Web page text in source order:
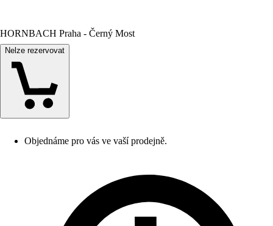
HORNBACH Praha - Černý Most
Nelze rezervovat
Objednáme pro vás ve vaší prodejně.